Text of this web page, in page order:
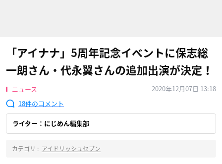
「アイナナ」5周年記念イベントに保志総
一朗さん・代永翼さんの追加出演が決定！
ニュース
2020年12月07日 13:18
18
ライター：にじめん編集部
カテゴリ : アイドリッシュセブン